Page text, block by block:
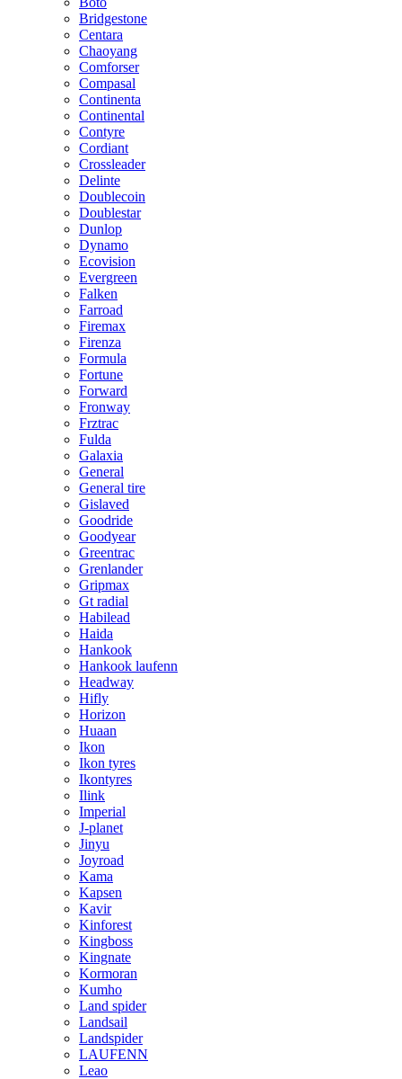
Bridgestone
Centara
Chaoyang
Comforser
Compasal
Continenta
Continental
Contyre
Cordiant
Crossleader
Delinte
Doublecoin
Doublestar
Dunlop
Dynamo
Ecovision
Evergreen
Falken
Farroad
Firemax
Firenza
Formula
Fortune
Forward
Fronway
Frztrac
Fulda
Galaxia
General
General tire
Gislaved
Goodride
Goodyear
Greentrac
Grenlander
Gripmax
Gt radial
Habilead
Haida
Hankook
Hankook laufenn
Headway
Hifly
Horizon
Huaan
Ikon
Ikon tyres
Ikontyres
Ilink
Imperial
J-planet
Jinyu
Joyroad
Kama
Kapsen
Kavir
Kinforest
Kingboss
Kingnate
Kormoran
Kumho
Land spider
Landsail
Landspider
LAUFENN
Leao